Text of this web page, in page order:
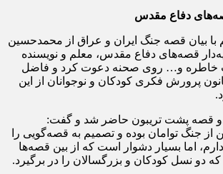
دفاع مقدس
بیان قصه جنگ ایران و عراق از محمدحسین
قصه‌های دفاع مقدس، معلم و نویسنده
خاطره و… روی صحنه دعوت کرد و فاضل
پرورش فکری کودکان و نوجوانان از این
قصه پشت تریبون حاضر شد و گفت:
از جنگ توامان بوده و تصمیم به قصه‌گویی را
اما بسیار دشوار است که از بین قصه‌ها
که دو نسل کودکان و بزرگسالان را در برگیرد.